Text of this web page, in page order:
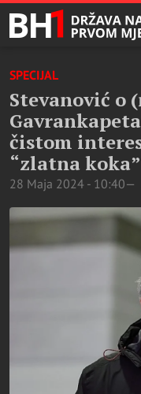
SPECIJAL
Stevanović o
čistom
“zlatna koka”
28 Maja 2024 - 10:40